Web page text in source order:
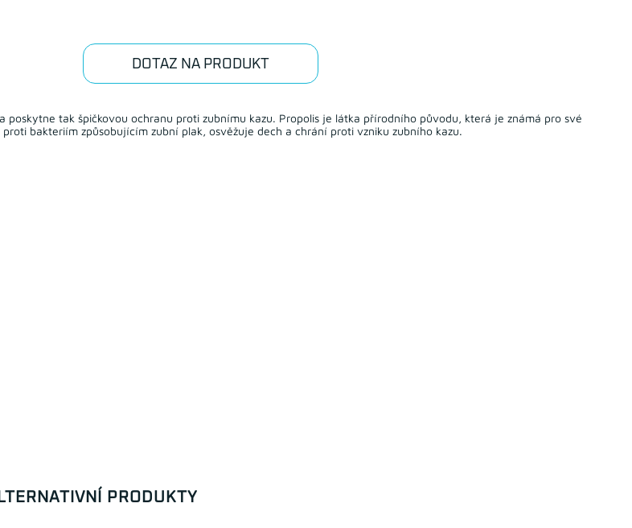
DOTAZ NA PRODUKT
tak špičkovou ochranu proti zubnímu kazu. Propolis je látka přírodního původu, která je známá pro své
bakteriím způsobujícím zubní plak, osvěžuje dech a chrání proti vzniku zubního kazu.
PRODUKTY